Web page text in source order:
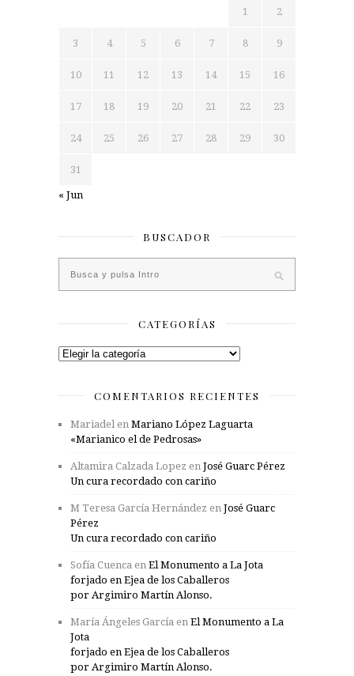
1 2
3 4 5 6 7 8 9
10 11 12 13 14 15 16
17 18 19 20 21 22 23
24 25 26 27 28 29 30
31
« Jun
BUSCADOR
CATEGORÍAS
Categorías
COMENTARIOS RECIENTES
Mariadel en Mariano López Laguarta
«Marianico el de Pedrosas»
Altamira Calzada Lopez en José Guarc Pérez
Un cura recordado con cariño
M Teresa García Hernández en José Guarc
Pérez
Un cura recordado con cariño
Sofía Cuenca en El Monumento a La Jota
forjado en Ejea de los Caballeros
por Argimiro Martín Alonso.
María Ángeles García en El Monumento a La
Jota
forjado en Ejea de los Caballeros
por Argimiro Martín Alonso.